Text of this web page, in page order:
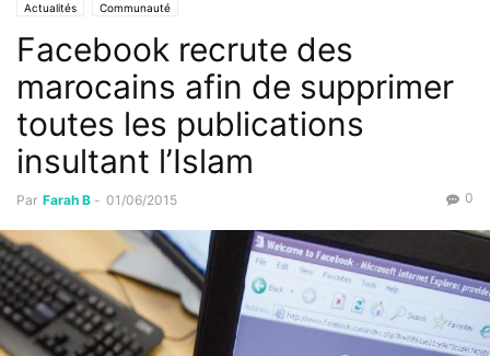
Actualités Communauté
Facebook recrute des
marocains afin de supprimer
toutes les publications
insultant l’Islam
Par Farah B - 01/06/2015 0